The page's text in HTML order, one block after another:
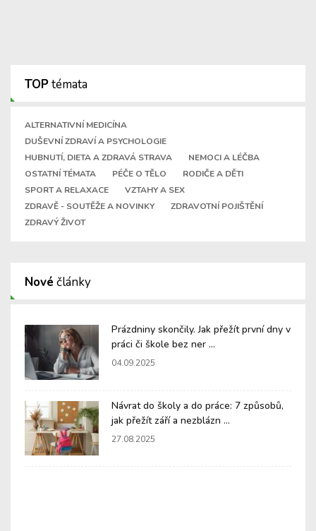
TOPtémata
ALTERNATIVNÍ MEDICÍNA
DUŠEVNÍ ZDRAVÍ A PSYCHOLOGIE
HUBNUTÍ, DIETA A ZDRAVÁ STRAVA
NEMOCI A LÉČBA
OSTATNÍ TÉMATA
PÉČE O TĚLO
RODIČE A DĚTI
SPORT A RELAXACE
VZTAHY A SEX
ZDRAVĚ - SOUTĚŽE A NOVINKY
ZDRAVOTNÍ POJIŠTĚNÍ
ZDRAVÝ ŽIVOT
Nové články
Prázdniny skončily. Jak přežít první dny v
práci či škole bez ner ...
04.09.2025
Návrat do školy a do práce: 7 způsobů,
jak přežít září a nezblázn ...
27.08.2025